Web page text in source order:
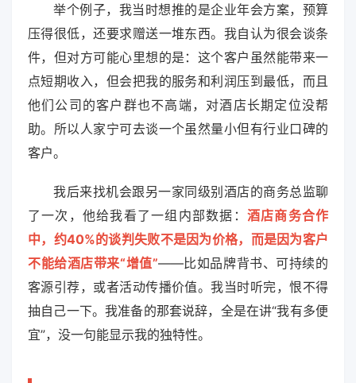
举个例子，我当时想推的是企业年会方案，预算
压得很低，还要求赠送一堆东西。我自认为很会谈条
件，但对方可能心里想的是：这个客户虽然能带来一
点短期收入，但会把我的服务和利润压到最低，而且
他们公司的客户群也不高端，对酒店长期定位没帮
助。所以人家宁可去谈一个虽然量小但有行业口碑的
客户。
我后来找机会跟另一家同级别酒店的商务总监聊
了一次，他给我看了一组内部数据： 酒店商务合作
中，约40%的谈判失败不是因为价格，而是因为客户
不能给酒店带来“增值”——比如品牌背书、可持续的
客源引荐，或者活动传播价值。我当时听完，恨不得
抽自己一下。我准备的那套说辞，全是在讲“我有多便
宜”，没一句能显示我的独特性。